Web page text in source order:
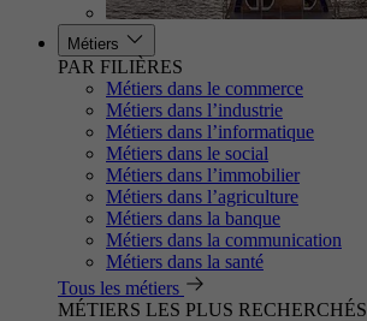
Métiers
PAR FILIÈRES
Métiers dans le commerce
Métiers dans l’industrie
Métiers dans l’informatique
Métiers dans le social
Métiers dans l’immobilier
Métiers dans l’agriculture
Métiers dans la banque
Métiers dans la communication
Métiers dans la santé
Tous les métiers
MÉTIERS LES PLUS RECHERCHÉS